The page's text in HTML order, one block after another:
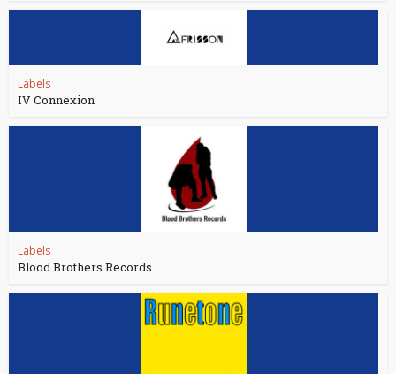
Labels
IV Connexion
Labels
Blood Brothers Records